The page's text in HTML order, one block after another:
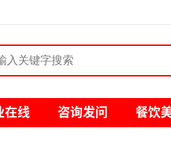
在线 咨询发问 餐饮